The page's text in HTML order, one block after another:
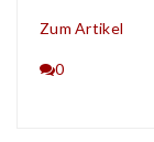
Zum Artikel
0